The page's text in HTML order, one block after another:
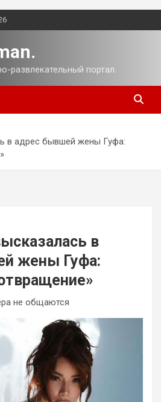
развлекательный портал.
в адрес бывшей жены Гуфа:
в
жены Гуфа:
не общаются